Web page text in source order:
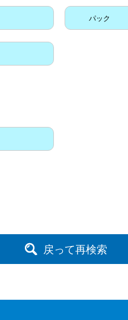
パック
戻って再検索